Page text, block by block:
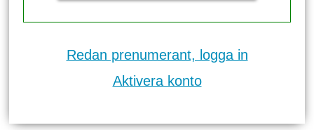
Redan prenumerant, logga in
Aktivera konto